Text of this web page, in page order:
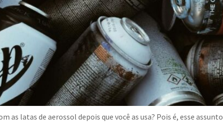
as latas de aerossol depois que você as usa? Pois é, esse